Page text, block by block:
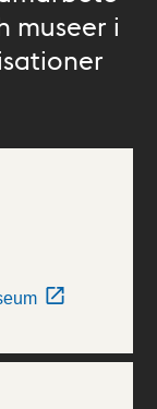
museer i